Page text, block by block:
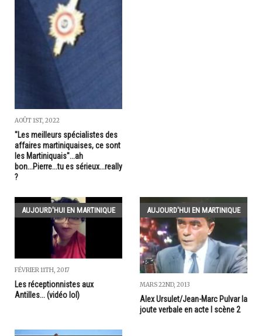
AOÛT 1ST, 2022
"Les meilleurs spécialistes des
affaires martiniquaises, ce sont
les Martiniquais"...ah
bon...Pierre...tu es sérieux...really
?
AUJOURD'HUI EN MARTINIQUE
FÉVRIER 11TH, 2017
Les réceptionnistes aux
Antilles... (vidéo lol)
AUJOURD'HUI EN MARTINIQUE
MARS 22ND, 2013
Alex Ursulet/Jean-Marc Pulvar la
joute verbale en acte I scène 2